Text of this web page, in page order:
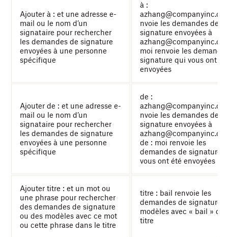
Ajouter à : et une adresse e-
mail ou le nom d’un
signataire pour rechercher
les demandes de signature
envoyées à une personne
spécifique
à :
nvoie les demandes de
signature envoyées à
moi renvoie les
signature qui vous ont
envoyées
Ajouter de : et une adresse e-
mail ou le nom d’un
signataire pour rechercher
les demandes de signature
envoyées à une personne
spécifique
de :
nvoie les demandes de
signature envoyées à
de : moi renvoie les
demandes de signature
vous ont été envoyées
Ajouter titre : et un mot ou
une phrase pour rechercher
des demandes de signature
ou des modèles avec ce mot
ou cette phrase dans le titre
titre : bail renvoie les
demandes de signature
modèles avec « bail »
titre